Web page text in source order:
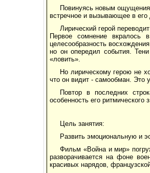
Повинуясь новым
встречное и вызывающее в
Лирический герой
Первое сомнение вкралось
целесообразность
но он опередил события.
«ловить».
Но лирическому герою не
что он видит - самообман. Это
Повтор в последних
особенность его ритмического
Цель занятия:
Развить эмоциональную и
Фильм «Война и мир»
разворачивается на фоне
красивых нарядов,